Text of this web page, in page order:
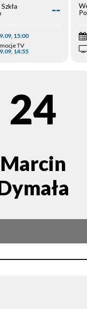
--
15:00
TV
14:55
24
Marcin